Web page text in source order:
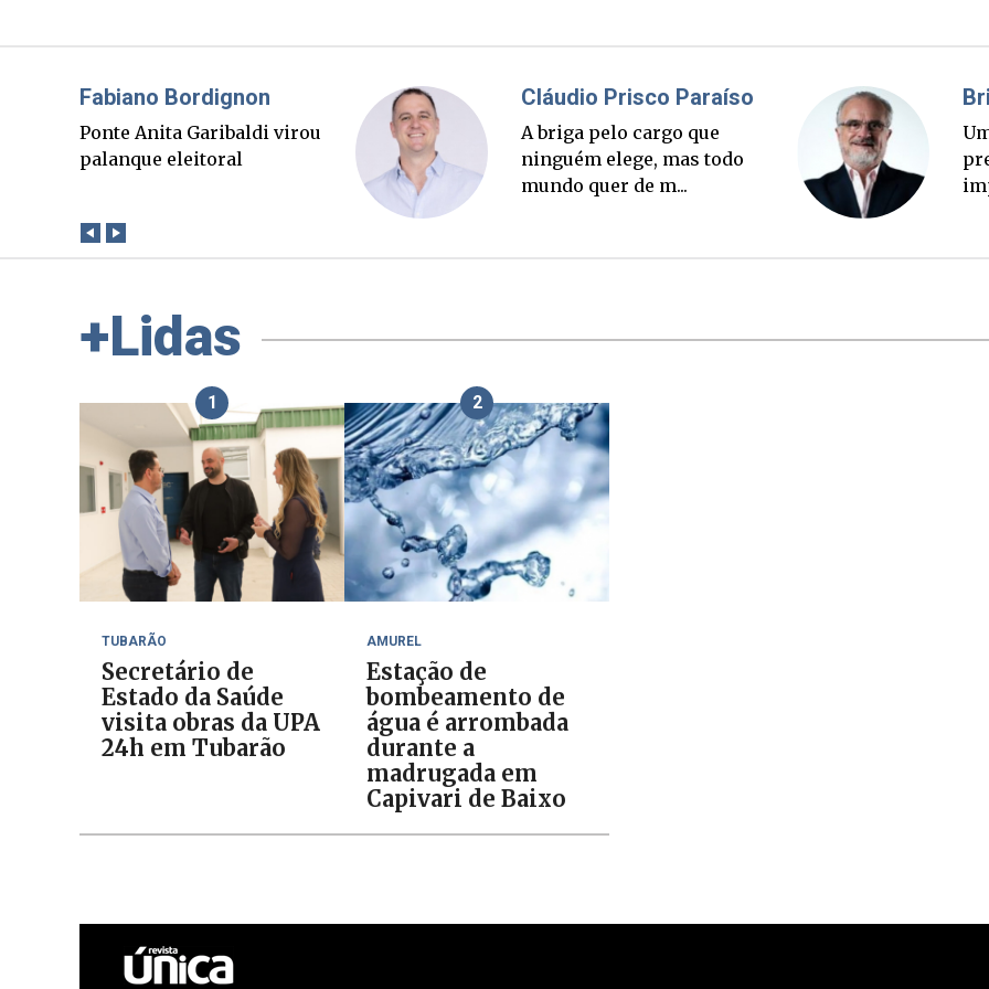
Misael Elias
O Boato corre mais rápido
que a verdade. Mas quem
Fabiano Bordignon
Ponte Anita Garibaldi virou
palanque eleitoral
+Lidas
1
TUBARÃO
Secretário de
Estado da Saúde
visita obras da UPA
24h em Tubarão
2
AMUREL
Estação de
bombeamento de
água é arrombada
durante a
madrugada em
Capivari de Baixo